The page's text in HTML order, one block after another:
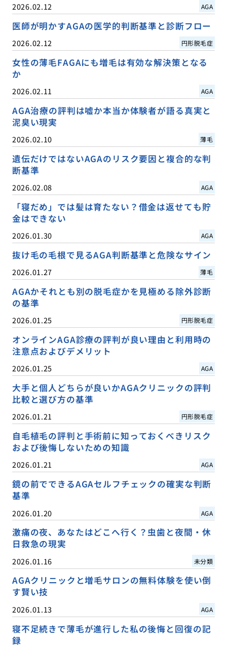
2026.02.12 AGA
医師が明かすAGAの医学的判断基準と診断フロー
2026.02.12 円形脱毛症
女性の薄毛FAGAにも増毛は有効な解決策となる
か
2026.02.11 AGA
AGA治療の評判は嘘か本当か体験者が語る真実と
泥臭い現実
2026.02.10 薄毛
遺伝だけではないAGAのリスク要因と複合的な判
断基準
2026.02.08 AGA
「寝だめ」では髪は育たない？借金は返せても貯
金はできない
2026.01.30 AGA
抜け毛の毛根で見るAGA判断基準と危険なサイン
2026.01.27 薄毛
AGAかそれとも別の脱毛症かを見極める除外診断
の基準
2026.01.25 円形脱毛症
オンラインAGA診療の評判が良い理由と利用時の
注意点およびデメリット
2026.01.25 AGA
大手と個人どちらが良いかAGAクリニックの評判
比較と選び方の基準
2026.01.21 円形脱毛症
自毛植毛の評判と手術前に知っておくべきリスク
および後悔しないための知識
2026.01.21 AGA
鏡の前でできるAGAセルフチェックの確実な判断
基準
2026.01.20 AGA
激痛の夜、あなたはどこへ行く？虫歯と夜間・休
日救急の現実
2026.01.16 未分類
AGAクリニックと増毛サロンの無料体験を使い倒
す賢い技
2026.01.13 AGA
寝不足続きで薄毛が進行した私の後悔と回復の記
録